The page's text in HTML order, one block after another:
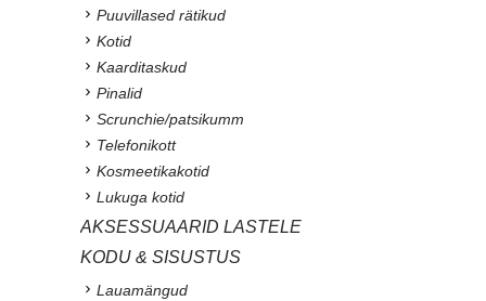
Puuvillased rätikud
Kotid
Kaarditaskud
Pinalid
Scrunchie/patsikumm
Telefonikott
Kosmeetikakotid
Lukuga kotid
AKSESSUAARID LASTELE
KODU & SISUSTUS
Lauamängud